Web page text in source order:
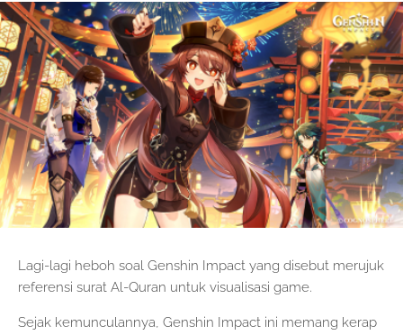
Lagi-lagi heboh soal Genshin Impact yang disebut merujuk
referensi surat Al-Quran untuk visualisasi game.
Sejak kemunculannya, Genshin Impact ini memang kerap